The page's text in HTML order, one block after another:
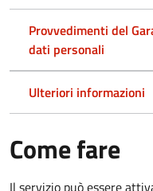
Provvedimenti del
dati personali
Ulteriori informazioni
Come fare
Il servizio può essere